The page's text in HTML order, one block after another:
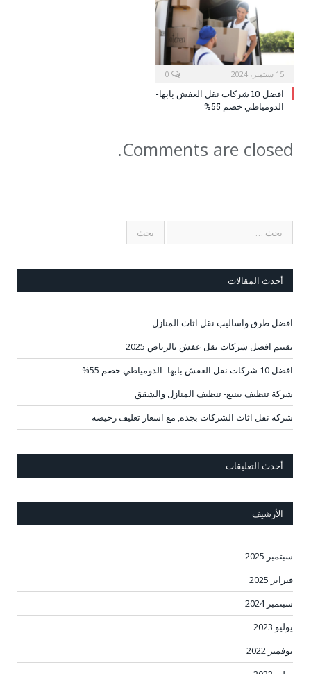
15 سبتمبر، 2024
افضل 10 شركات نقل العفش بابها-
الدومياطي خصم 55%
Comments are closed.
أحدث المقالات
افضل طرق واساليب نقل اثاث المنازل
تقييم افضل شركات نقل عفش بالرياض 2025
افضل 10 شركات نقل العفش بابها- الدومياطي خصم 55%
شركة تنظيف بينبع- تنظيف المنازل والشقق
شركة نقل اثاث الشركات بجدة, مع اسعار تغليف رخيصة
أحدث التعليقات
الأرشيف
سبتمبر 2025
فبراير 2025
سبتمبر 2024
يوليو 2023
نوفمبر 2022